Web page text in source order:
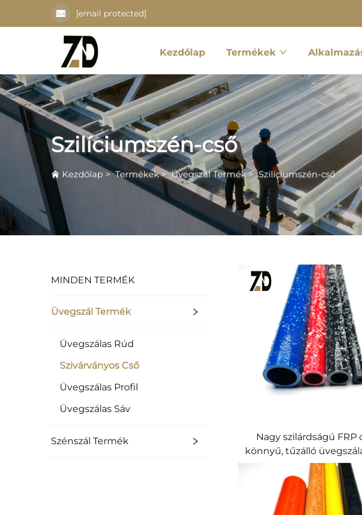
[email protected]
Kezdőlap Termékek
Szilíciumszén-cső
Kezdőlap >Termékek>Üvegszál Termék>Szilíciumszén-cső
MINDEN TERMÉK
Üvegszál Termék
Üvegszálas Rúd
Szivárványos Cső
Üvegszálas Profil
Üvegszálas Sáv
Szénszál Termék
Nagy szilárdságú FRP
könnyű, tűzálló
homokfúvással
támaszhoz